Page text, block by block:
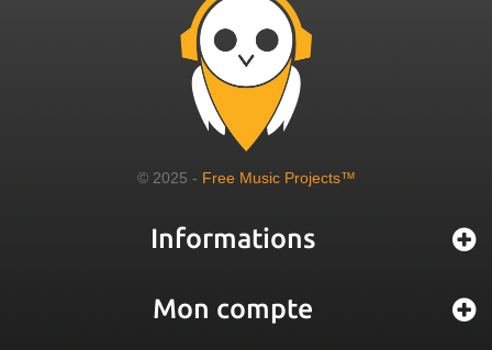
© 2025 - Free Music Projects™
Informations
Mon compte